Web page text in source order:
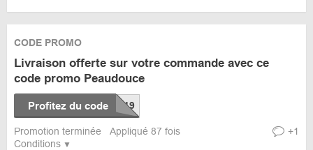
Conditions
CODE PROMO
Livraison offerte sur votre commande avec ce
code promo Peaudouce
Profitez du code
Promotion terminée Appliqué 87 fois +1